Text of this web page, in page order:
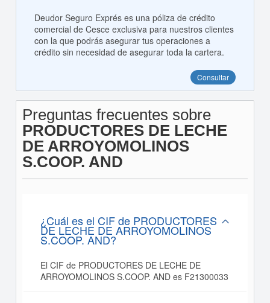
Deudor Seguro Exprés es una póliza de crédito
comercial de Cesce exclusiva para nuestros clientes
con la que podrás asegurar tus operaciones a
crédito sin necesidad de asegurar toda la cartera.
Consultar
Preguntas frecuentes sobre
PRODUCTORES DE LECHE
DE ARROYOMOLINOS
S.COOP. AND
¿Cuál es el CIF de PRODUCTORES
DE LECHE DE ARROYOMOLINOS
S.COOP. AND?
El CIF de PRODUCTORES DE LECHE DE
ARROYOMOLINOS S.COOP. AND es F21300033